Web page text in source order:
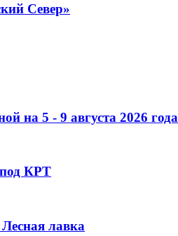
Север»
на 5 - 9 августа 2026 года
КРТ
лавка